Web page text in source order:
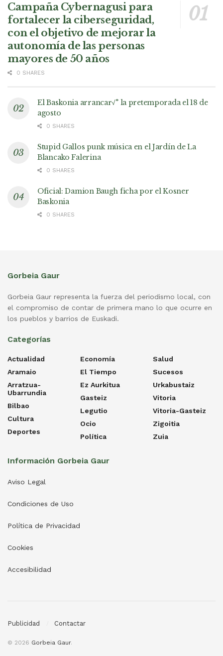
Campaña Cybernagusi para
fortalecer la ciberseguridad,
con el objetivo de mejorar la
autonomía de las personas
mayores de 50 años
0 SHARES
El Baskonia arrancar√° la pretemporada el 18 de
agosto
0 SHARES
Stupid Gallos punk música en el Jardín de La
Blancako Falerina
0 SHARES
Oficial: Damion Baugh ficha por el Kosner
Baskonia
0 SHARES
Gorbeia Gaur
Gorbeia Gaur representa la fuerza del periodismo local, con
el compromiso de contar de primera mano lo que ocurre en
los pueblos y barrios de Euskadi.
Categorías
Actualidad
Aramaio
Arratzua-
Ubarrundia
Bilbao
Cultura
Deportes
Economía
El Tiempo
Ez Aurkitua
Gasteiz
Legutio
Ocio
Política
Salud
Sucesos
Urkabustaiz
Vitoria
Vitoria-Gasteiz
Zigoitia
Zuia
Información Gorbeia Gaur
Aviso Legal
Condiciones de Uso
Política de Privacidad
Cookies
Accesibilidad
Publicidad Contactar
© 2026 Gorbeia Gaur.